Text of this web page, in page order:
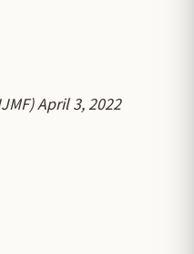
April 3, 2022